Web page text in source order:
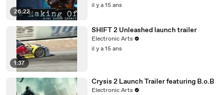
26:22
il y a 15 ans
1:37
SHIFT 2 Unleashed launch trailer
Electronic Arts
il y a 15 ans
Crysis 2 Launch Trailer featuring B.o.B
Electronic Arts